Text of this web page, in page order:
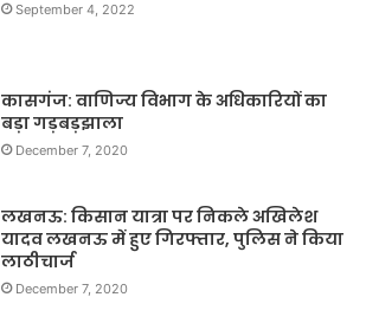
September 4, 2022
कासगंज: वाणिज्य विभाग के अधिकारियों का
बड़ा गड़बड़झाला
December 7, 2020
लखनऊ: किसान यात्रा पर निकले अखिलेश
यादव लखनऊ में हुए गिरफ्तार, पुलिस ने किया
लाठीचार्ज
December 7, 2020